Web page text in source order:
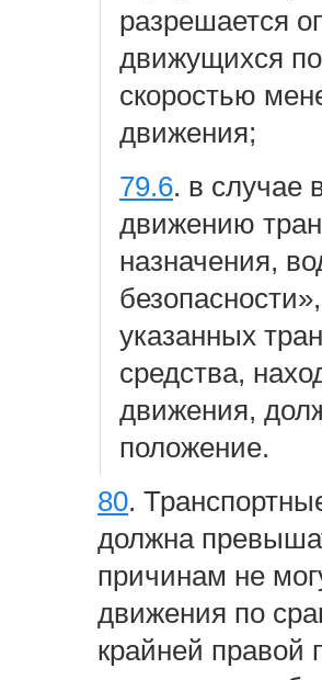
разрешается
движущихся
скоростью
движения;
79.6. в случае
движению
назначения,
указанных
средства,
движения,
положение.
80.
должна
причинам не
движения по
крайней правой